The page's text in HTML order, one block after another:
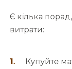
Є кілька
витрати:
Купуйте